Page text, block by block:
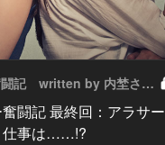
闘記 written by 内埜さく
闘記 最終回：アラサー
仕事は……!?